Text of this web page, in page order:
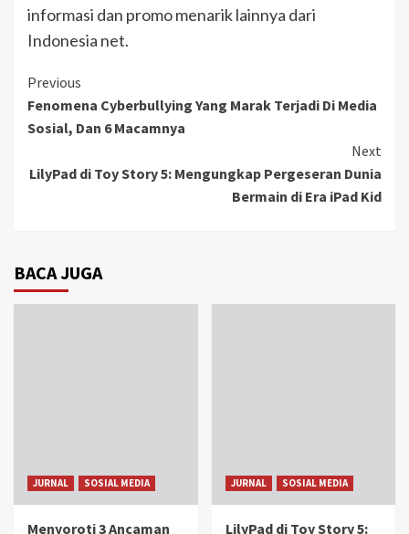
informasi dan promo menarik lainnya dari
Indonesia net.
Continue
Reading
Previous
Fenomena Cyberbullying Yang Marak Terjadi Di Media
Sosial, Dan 6 Macamnya
Next
LilyPad di Toy Story 5: Mengungkap Pergeseran Dunia
Bermain di Era iPad Kid
BACA JUGA
JURNAL SOSIAL MEDIA
Menyoroti 3 Ancaman
JURNAL SOSIAL MEDIA
LilyPad di Toy Story 5: